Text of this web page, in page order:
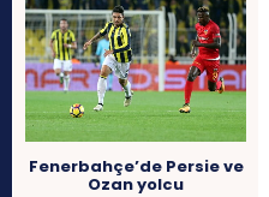
Fenerbahçe’de Persie ve
Ozan yolcu